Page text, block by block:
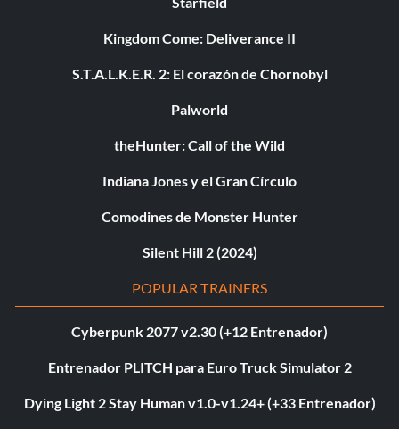
Kingdom Come: Deliverance II
S.T.A.L.K.E.R. 2: El corazón de Chornobyl
Palworld
theHunter: Call of the Wild
Indiana Jones y el Gran Círculo
Comodines de Monster Hunter
Silent Hill 2 (2024)
POPULAR TRAINERS
Cyberpunk 2077 v2.30 (+12 Entrenador)
Entrenador PLITCH para Euro Truck Simulator 2
Dying Light 2 Stay Human v1.0-v1.24+ (+33 Entrenador)